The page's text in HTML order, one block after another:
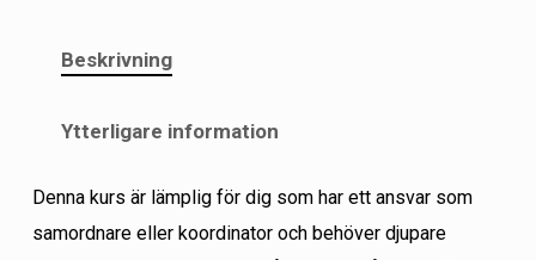
Beskrivning
Ytterligare information
Denna kurs är lämplig för dig som har ett ansvar som
samordnare eller koordinator och behöver djupare